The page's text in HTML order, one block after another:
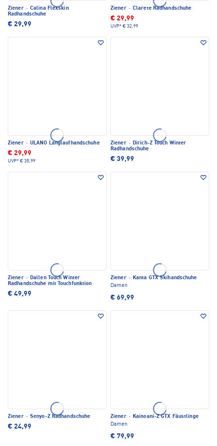
Ziener · Calina Flexskin
Radhandschuhe
€ 29,99
Ziener · Clarete Radhandschuhe
€ 29,99
UVP* € 32,99
Ziener · ULANO Langlaufhandschuhe
€ 29,99
UVP* € 35,99
Ziener · Dirich-Z Touch Winter
Radhandschuhe
€ 39,99
Ziener · Dallen Touch Winter
Radhandschuhe mit Touchfunktion
€ 49,99
Ziener · Kanta GTX Skihandschuhe
Damen
€ 69,99
Ziener · Senyo-Z Radhandschuhe
€ 24,99
Ziener · Kainoani-Z GTX Fäustlinge
Damen
€ 79,99